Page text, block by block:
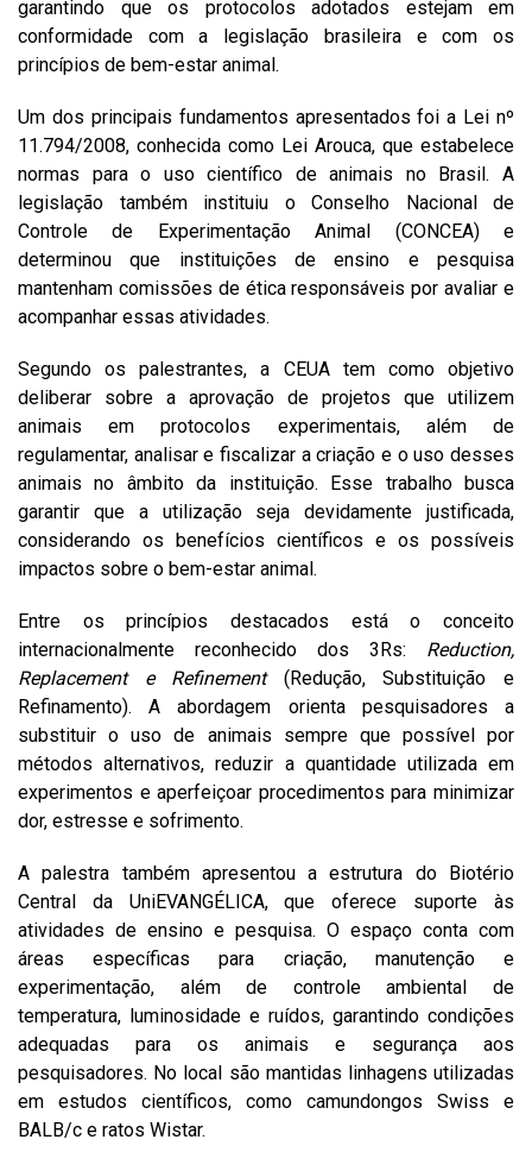
garantindo que os protocolos adotados estejam em
conformidade com a legislação brasileira e com os
princípios de bem-estar animal.
Um dos principais fundamentos apresentados foi a Lei nº
11.794/2008, conhecida como Lei Arouca, que estabelece
normas para o uso científico de animais no Brasil. A
legislação também instituiu o Conselho Nacional de
Controle de Experimentação Animal (CONCEA) e
determinou que instituições de ensino e pesquisa
mantenham comissões de ética responsáveis por avaliar e
acompanhar essas atividades.
Segundo os palestrantes, a CEUA tem como objetivo
deliberar sobre a aprovação de projetos que utilizem
animais em protocolos experimentais, além de
regulamentar, analisar e fiscalizar a criação e o uso desses
animais no âmbito da instituição. Esse trabalho busca
garantir que a utilização seja devidamente justificada,
considerando os benefícios científicos e os possíveis
impactos sobre o bem-estar animal.
Entre os princípios destacados está o conceito
internacionalmente reconhecido dos 3Rs: Reduction,
Replacement e Refinement(Redução, Substituição e
Refinamento). A abordagem orienta pesquisadores a
substituir o uso de animais sempre que possível por
métodos alternativos, reduzir a quantidade utilizada em
experimentos e aperfeiçoar procedimentos para minimizar
dor, estresse e sofrimento.
A palestra também apresentou a estrutura do Biotério
Central da UniEVANGÉLICA, que oferece suporte às
atividades de ensino e pesquisa. O espaço conta com
áreas específicas para criação, manutenção e
experimentação, além de controle ambiental de
temperatura, luminosidade e ruídos, garantindo condições
adequadas para os animais e segurança aos
pesquisadores. No local são mantidas linhagens utilizadas
em estudos científicos, como camundongos Swiss e
BALB/c e ratos Wistar.